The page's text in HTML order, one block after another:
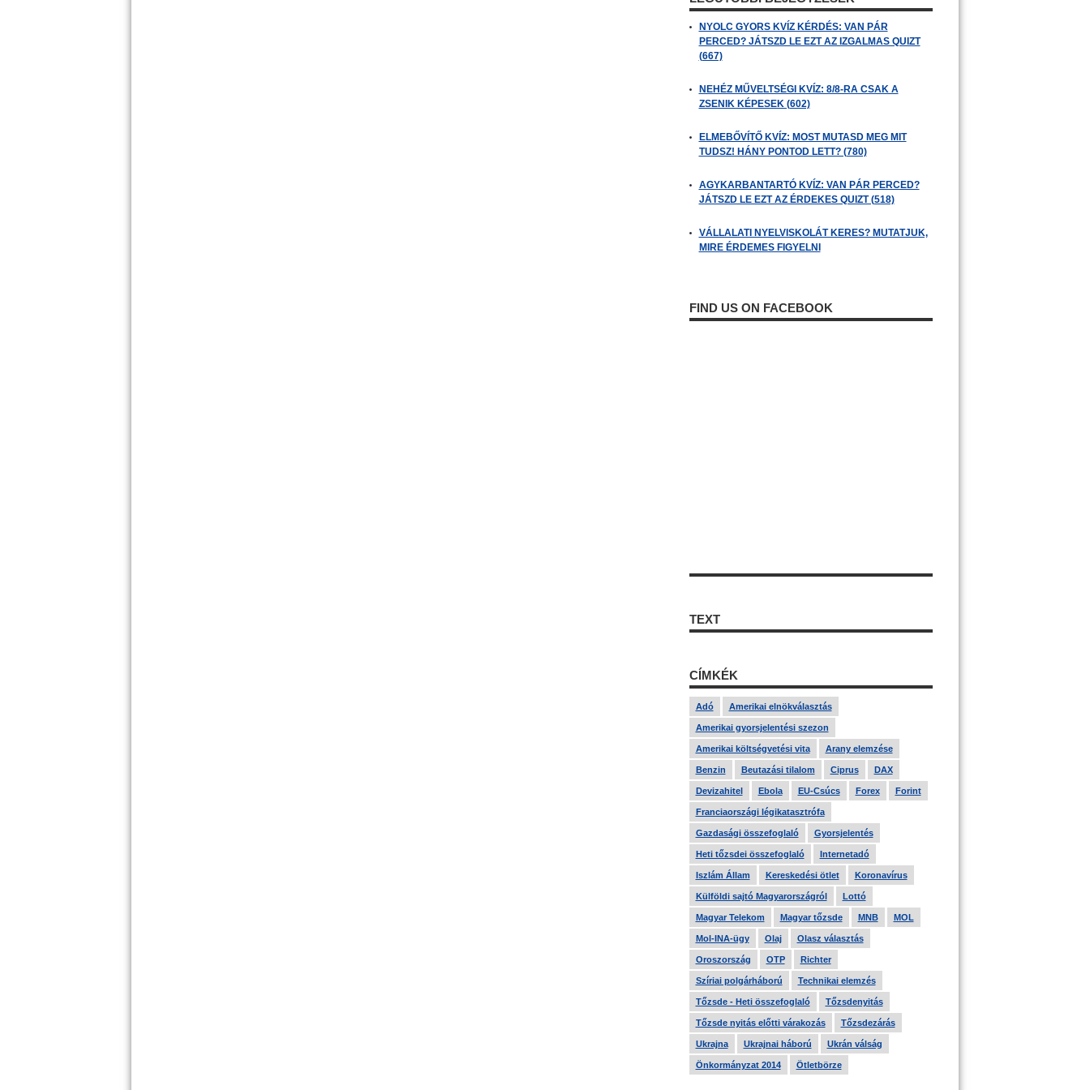
NYOLC GYORS KVÍZ KÉRDÉS: VAN PÁR
PERCED? JÁTSZD LE EZT AZ IZGALMAS QUIZT
(667)
NEHÉZ MŰVELTSÉGI KVÍZ: 8/8-RA CSAK A
ZSENIK KÉPESEK (602)
ELMEBŐVÍTŐ KVÍZ: MOST MUTASD MEG MIT
TUDSZ! HÁNY PONTOD LETT? (780)
AGYKARBANTARTÓ KVÍZ: VAN PÁR PERCED?
JÁTSZD LE EZT AZ ÉRDEKES QUIZT (518)
VÁLLALATI NYELVISKOLÁT KERES? MUTATJUK,
MIRE ÉRDEMES FIGYELNI
FIND US ON FACEBOOK
TEXT
CÍMKÉK
Adó Amerikai elnökválasztás
Amerikai gyorsjelentési szezon
Amerikai költségvetési vita Arany elemzése
Benzin Beutazási tilalom Ciprus DAX
Devizahitel Ebola EU-Csúcs Forex Forint
Franciaországi légikatasztrófa
Gazdasági összefoglaló Gyorsjelentés
Heti tőzsdei összefoglaló Internetadó
Iszlám Állam Kereskedési ötlet Koronavírus
Külföldi sajtó Magyarországról Lottó
Magyar Telekom Magyar tőzsde MNB MOL
Mol-INA-ügy Olaj Olasz választás
Oroszország OTP Richter
Szíriai polgárháború Technikai elemzés
Tőzsde - Heti összefoglaló Tőzsdenyitás
Tőzsde nyitás előtti várakozás Tőzsdezárás
Ukrajna Ukrajnai háború Ukrán válság
Önkormányzat 2014 Ötletbörze